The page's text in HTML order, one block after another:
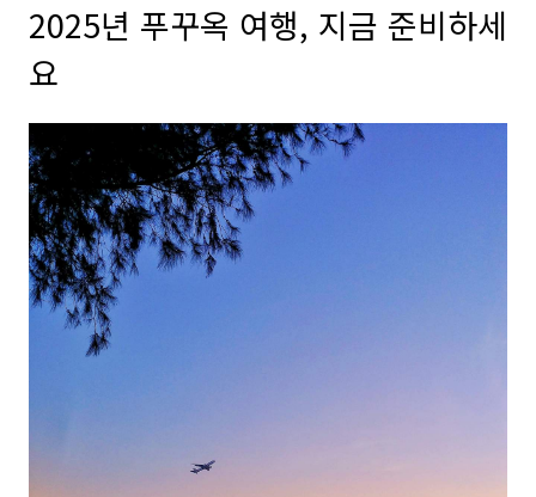
2025년 푸꾸옥 여행, 지금 준비하세
요